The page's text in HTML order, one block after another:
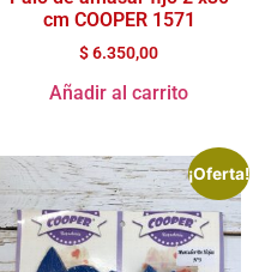
cm COOPER 1571
$6.350,00
Añadir al carrito
¡Oferta!